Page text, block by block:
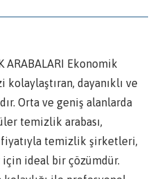
ARABALARI Ekonomik
dayanıklı ve
Orta ve geniş alanlarda
temizlik arabası,
fiyatıyla temizlik şirketleri,
için ideal bir çözümdür.